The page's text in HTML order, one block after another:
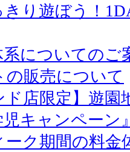
り遊ぼう！
についてのご
販売について
ド店限定】遊
キャンペーン
ーク期間の料金